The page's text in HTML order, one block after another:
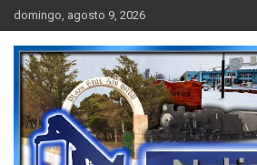
Skip
to
content
domingo, agosto 9, 2026